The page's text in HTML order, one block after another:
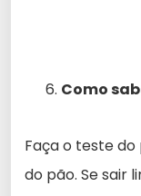
Como
Faça o teste
do pão. Se sair